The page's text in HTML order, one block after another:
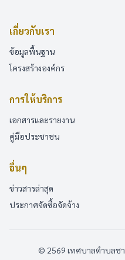
เกี่ยวกับเรา
ข้อมูลพื้นฐาน
โครงสร้างองค์กร
การให้บริการ
เอกสารและรายงาน
คู่มือประชาชน
อื่นๆ
ข่าวสารล่าสุด
ประกาศจัดซื้อจัดจ้าง
© 2569 เทศบาลตำบลช